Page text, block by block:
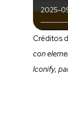
2025-
Créditos
con
Iconify,